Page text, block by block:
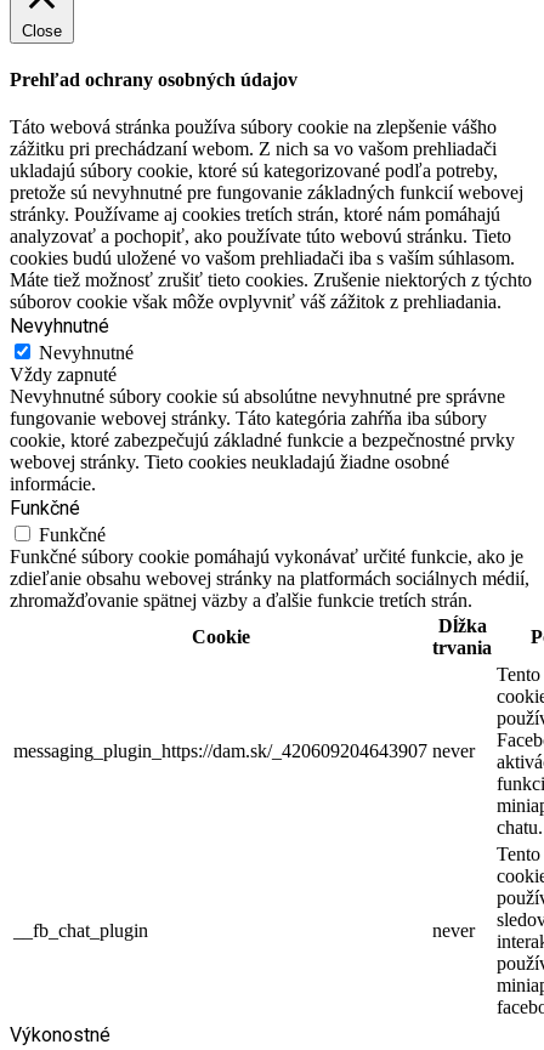
Close
Prehľad ochrany osobných údajov
Táto webová stránka používa súbory cookie na zlepšenie vášho
zážitku pri prechádzaní webom. Z nich sa vo vašom prehliadači
ukladajú súbory cookie, ktoré sú kategorizované podľa potreby,
pretože sú nevyhnutné pre fungovanie základných funkcií webovej
stránky. Používame aj cookies tretích strán, ktoré nám pomáhajú
analyzovať a pochopiť, ako používate túto webovú stránku. Tieto
cookies budú uložené vo vašom prehliadači iba s vaším súhlasom.
Máte tiež možnosť zrušiť tieto cookies. Zrušenie niektorých z týchto
súborov cookie však môže ovplyvniť váš zážitok z prehliadania.
Nevyhnutné
Nevyhnutné
Vždy zapnuté
Nevyhnutné súbory cookie sú absolútne nevyhnutné pre správne
fungovanie webovej stránky. Táto kategória zahŕňa iba súbory
cookie, ktoré zabezpečujú základné funkcie a bezpečnostné prvky
webovej stránky. Tieto cookies neukladajú žiadne osobné
informácie.
Funkčné
Funkčné
Funkčné súbory cookie pomáhajú vykonávať určité funkcie, ako je
zdieľanie obsahu webovej stránky na platformách sociálnych médií,
zhromažďovanie spätnej väzby a ďalšie funkcie tretích strán.
Cookie
Dĺžka
trvania
messaging_plugin_https://dam.sk/_420609204643907 never
chatu.
__fb_chat_plugin never
Výkonostné